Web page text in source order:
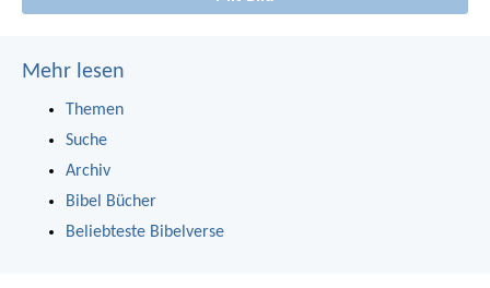
Mehr lesen
Themen
Suche
Archiv
Bibel Bücher
Beliebteste Bibelverse